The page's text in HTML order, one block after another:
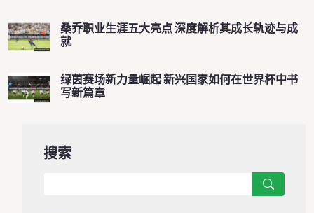
桑乔职业生涯五大亮点 深度解析其成长轨迹与成
就
绿茵赛场新力量崛起 新兴国家如何在世界杯中书
写新篇章
搜索